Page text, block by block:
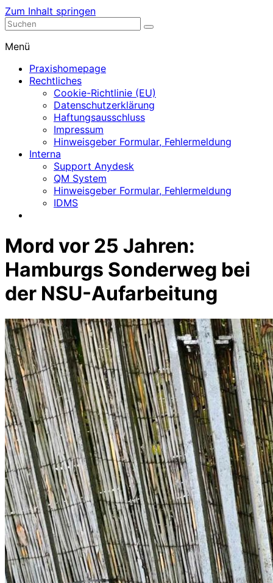
Zum Inhalt springen
Nephrologische Praxis mit Dialyse
Menü
Praxishomepage
Rechtliches
Cookie-Richtlinie (EU)
Datenschutzerklärung
Haftungsausschluss
Impressum
Hinweisgeber Formular, Fehlermeldung
Interna
Support Anydesk
QM System
Hinweisgeber Formular, Fehlermeldung
IDMS
Mord vor 25 Jahren:
Hamburgs Sonderweg bei
der NSU-Aufarbeitung